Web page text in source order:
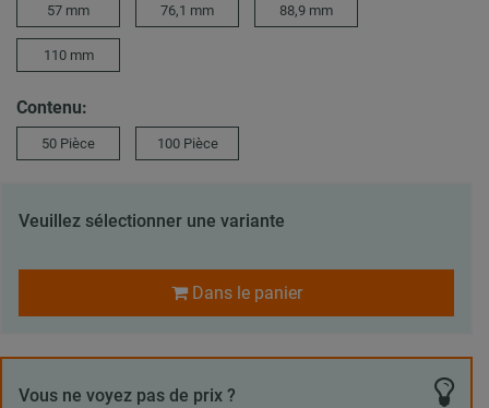
57 mm 76,1 mm 88,9 mm
110 mm
Contenu:
50 Pièce 100 Pièce
Veuillez sélectionner une variante
Dans le panier
Vous ne voyez pas de prix ?